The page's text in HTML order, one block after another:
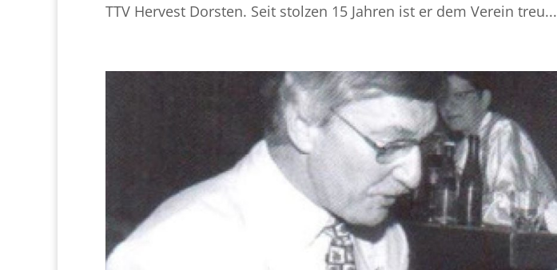
TTV Hervest Dorsten. Seit stolzen 15 Jahren ist er dem Verein treu...